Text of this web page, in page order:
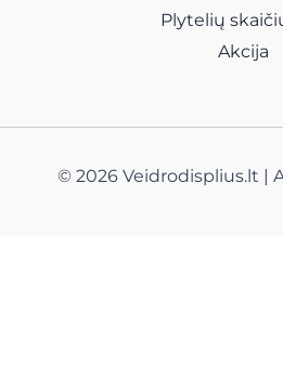
Plytelių
Akcija
© 2026 Veidrodisplius.lt |